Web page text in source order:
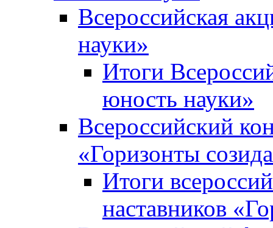
Всероссийская
науки»
Итоги
юность науки»
Всероссийский
«Горизонты
Итоги
наставников